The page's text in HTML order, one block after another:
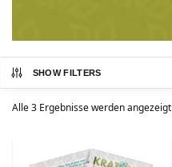
SHOW FILTERS
Alle 3 Ergebnisse werden angezeigt